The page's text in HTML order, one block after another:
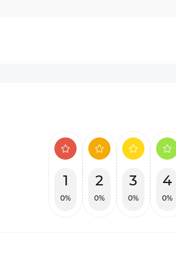
1
0%
2
0%
3
0%
4
0%